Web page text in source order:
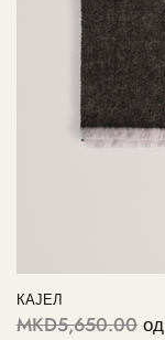
КАЈЕЛ
MKD5,650.00 од